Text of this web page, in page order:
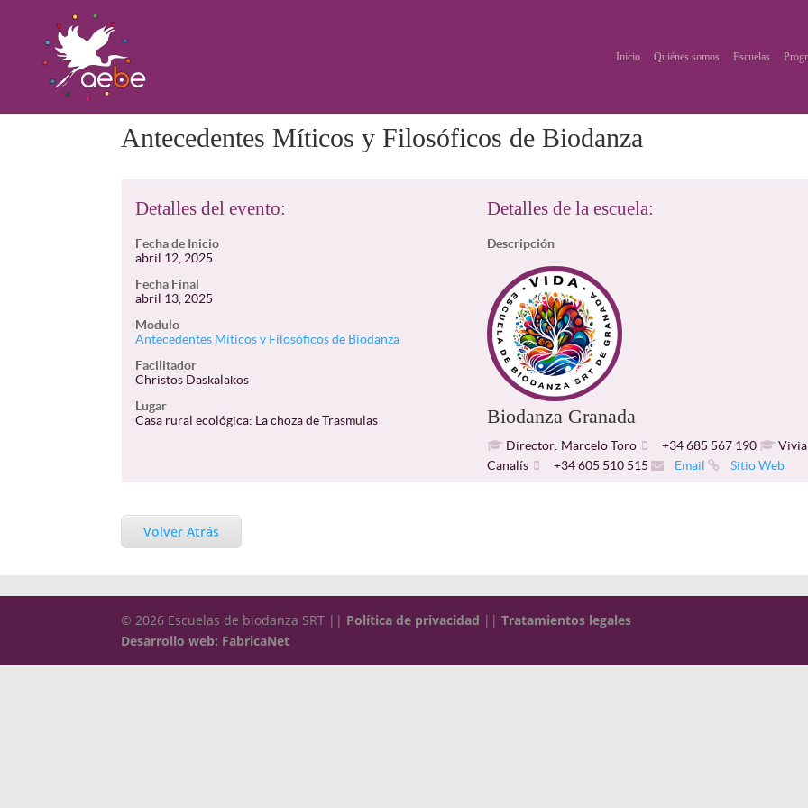
Inicio Quiénes somos Escuelas
Antecedentes Míticos y Filosóficos de Biodanza
Detalles del evento:
Fecha de Inicio
abril 12, 2025
Fecha Final
abril 13, 2025
Modulo
Antecedentes Míticos y Filosóficos de Biodanza
Facilitador
Christos Daskalakos
Lugar
Casa rural ecológica: La choza de Trasmulas
Detalles de la escuela:
Descripción
Biodanza Granada
Director: Marcelo Toro +34 685 567 190
Canalís
+34 605 510 515 Email Sitio Web
Volver Atrás
© 2026 Escuelas de biodanza SRT || Política de privacidad ||Tratamientos legales
Desarrollo web: FabricaNet